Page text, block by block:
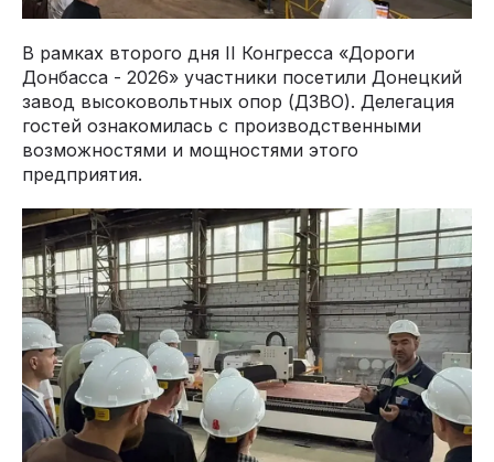
В рамках второго дня II Конгресса «Дороги
Донбасса - 2026» участники посетили Донецкий
завод высоковольтных опор (ДЗВО). Делегация
гостей ознакомилась с производственными
возможностями и мощностями этого
предприятия.